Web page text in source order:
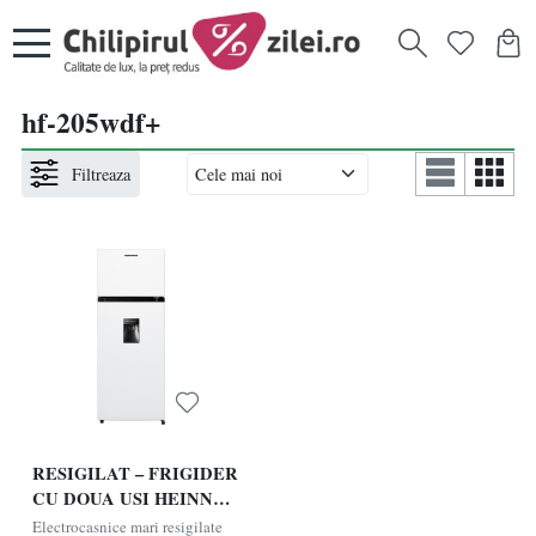
hf-205wdf+
Filtreaza
RESIGILAT – FRIGIDER
CU DOUA USI HEINNER
HF-205WDF+, Clasa F,
Electrocasnice mari resigilate